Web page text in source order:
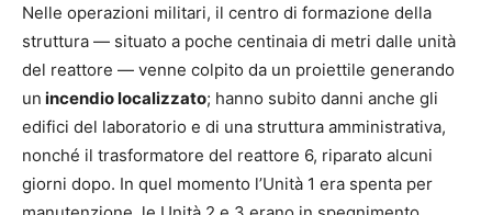
Nelle operazioni militari, il centro di formazione della
struttura — situato a poche centinaia di metri dalle unità
del reattore — venne colpito da un proiettile generando
un incendio localizzato; hanno subito danni anche gli
edifici del laboratorio e di una struttura amministrativa,
nonché il trasformatore del reattore 6, riparato alcuni
giorni dopo. In quel momento l’Unità 1 era spenta per